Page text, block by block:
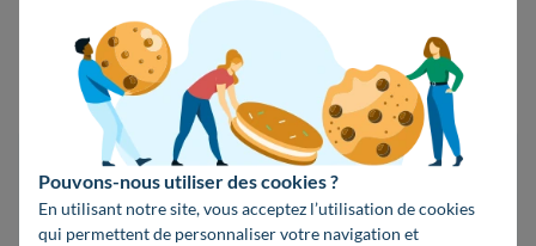
Pouvons-nous utiliser des cookies ?
En utilisant notre site, vous acceptez l’utilisation de cookies
qui permettent de personnaliser votre navigation et
Modifié le 21 juillet 2026